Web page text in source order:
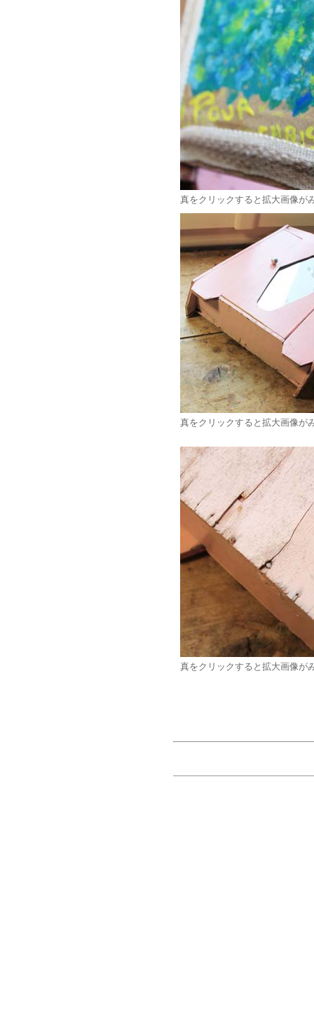
真をクリックすると拡大画像が
真をクリックすると拡大画像が
真をクリックすると拡大画像が